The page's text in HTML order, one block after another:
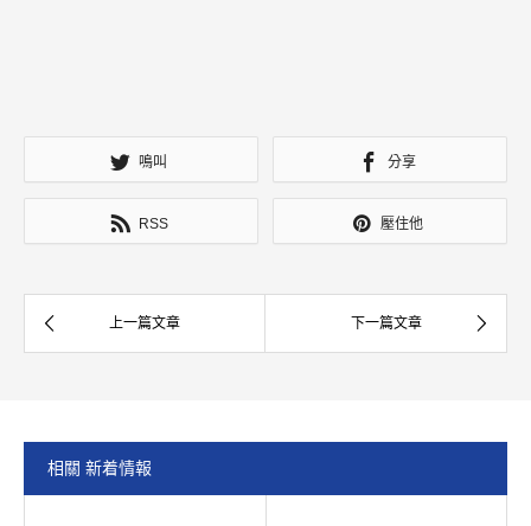
鳴叫 分享
RSS 壓住他
相關 新着情報